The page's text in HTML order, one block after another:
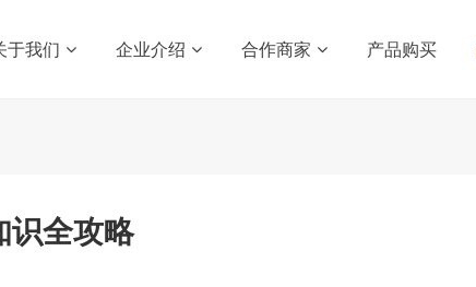
于我们 企业介绍 合作商家 产品购买
识全攻略